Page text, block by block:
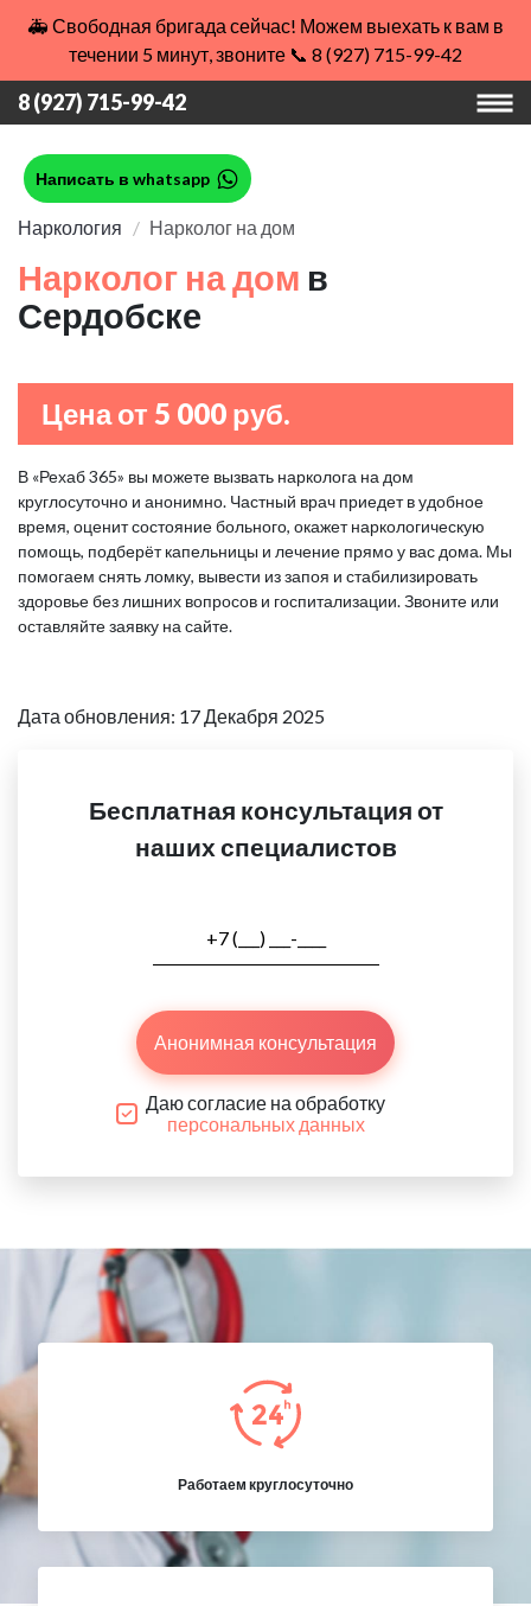
🚑 Свободная бригада сейчас! Можем выехать к вам в
течении 5 минут, звоните 📞 8 (927) 715-99-42
8 (927) 715-99-42
Написать в whatsapp
Наркология Нарколог на дом
Нарколог на дом в
Сердобске
Цена от 5 000 руб.
В «Рехаб 365» вы можете вызвать нарколога на дом
круглосуточно и анонимно. Частный врач приедет в удобное
время, оценит состояние больного, окажет наркологическую
помощь, подберёт капельницы и лечение прямо у вас дома. Мы
помогаем снять ломку, вывести из запоя и стабилизировать
здоровье без лишних вопросов и госпитализации. Звоните или
оставляйте заявку на сайте.
Дата обновления: 17 Декабря 2025
Бесплатная консультация от
наших специалистов
Анонимная консультация
Даю согласие на обработку
персональных данных
Работаем круглосуточно